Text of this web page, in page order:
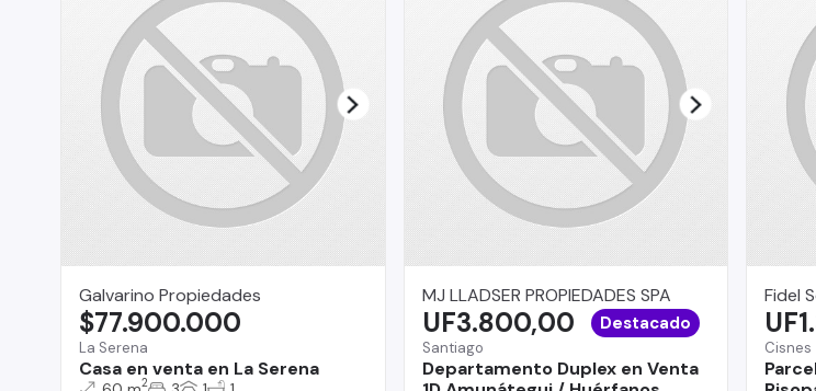
Galvarino Propiedades
La Serena
Casa en venta en La Serena
$77.900.000
2
MJ LLADSER PROPIEDADES SPA
Santiago
Departamento Duplex en Venta
UF3.800,00 Destacado
Fidel
Cisnes